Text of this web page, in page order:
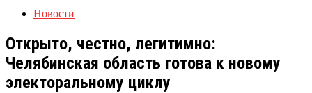
Новости
Открыто, честно, легитимно:
Челябинская область готова к новому
электоральному циклу